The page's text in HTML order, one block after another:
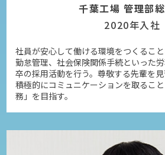
千葉工場 管理部
2020年入社
社員が安心して働ける環境をつくるこ
勤怠管理、社会保険関係手続といった
卒の採用活動を行う。尊敬する先輩を
積極的にコミュニケーションを取るこ
務」を目指す。